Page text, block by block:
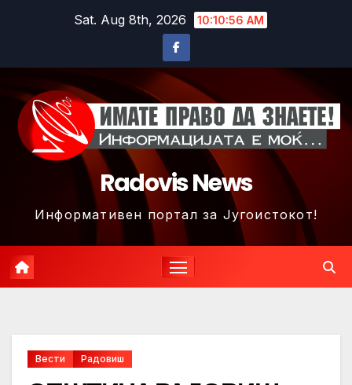
Sat. Aug 8th, 2026 10:10:59 AM
Radovis News
Информативен портал за Југоистокот!
Вести Радовиш